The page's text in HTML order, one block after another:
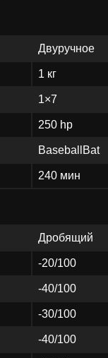
Двуручное
1 кг
1×7
250 hp
BaseballBat
240 мин
Дробящий
-20/100
-40/100
-30/100
-40/100